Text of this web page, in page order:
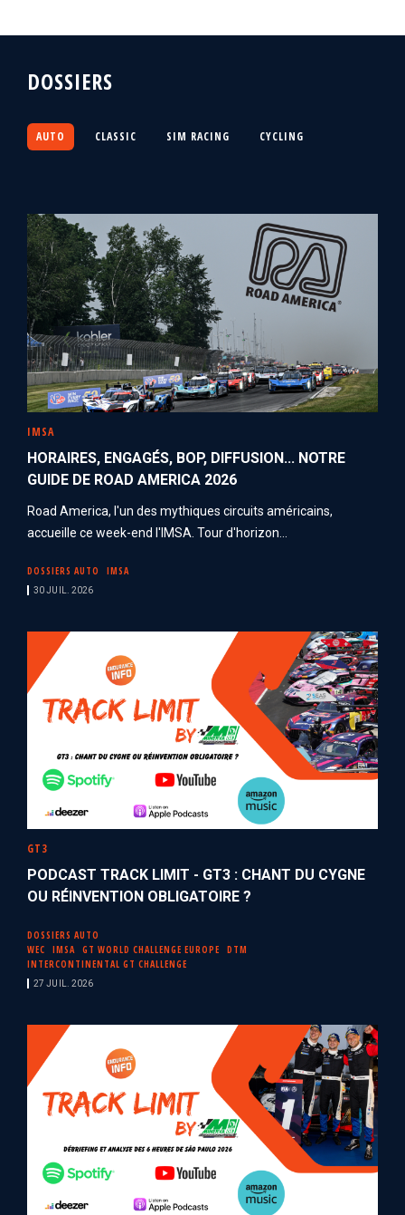
DOSSIERS
AUTO CLASSIC SIM RACING CYCLING
IMSA
HORAIRES, ENGAGÉS, BOP, DIFFUSION... NOTRE
GUIDE DE ROAD AMERICA 2026
Road America, l'un des mythiques circuits américains,
accueille ce week-end l'IMSA. Tour d'horizon...
DOSSIERS AUTO IMSA
30 JUIL. 2026
GT3
PODCAST TRACK LIMIT - GT3 : CHANT DU CYGNE
OU RÉINVENTION OBLIGATOIRE ?
DOSSIERS AUTO
WEC
IMSA GT WORLD CHALLENGE EUROPE
DTM
INTERCONTINENTAL GT CHALLENGE
27 JUIL. 2026